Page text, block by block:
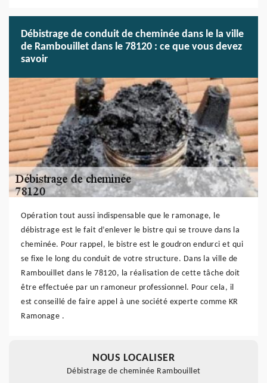
Débistrage de conduit de cheminée dans le la ville
de Rambouillet dans le 78120 : ce que vous devez
savoir
Opération tout aussi indispensable que le ramonage, le
débistrage est le fait d’enlever le bistre qui se trouve dans la
cheminée. Pour rappel, le bistre est le goudron endurci et qui
se fixe le long du conduit de votre structure. Dans la ville de
Rambouillet dans le 78120, la réalisation de cette tâche doit
être effectuée par un ramoneur professionnel. Pour cela, il
est conseillé de faire appel à une société experte comme KR
Ramonage .
NOUS LOCALISER
Débistrage de cheminée Rambouillet